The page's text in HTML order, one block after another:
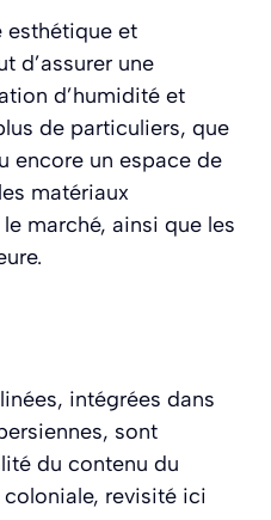
esthétique et
d’assurer une
d’humidité et
de particuliers, que
encore un espace de
matériaux
marché, ainsi que les
intégrées dans
sont
du contenu du
coloniale, revisité ici